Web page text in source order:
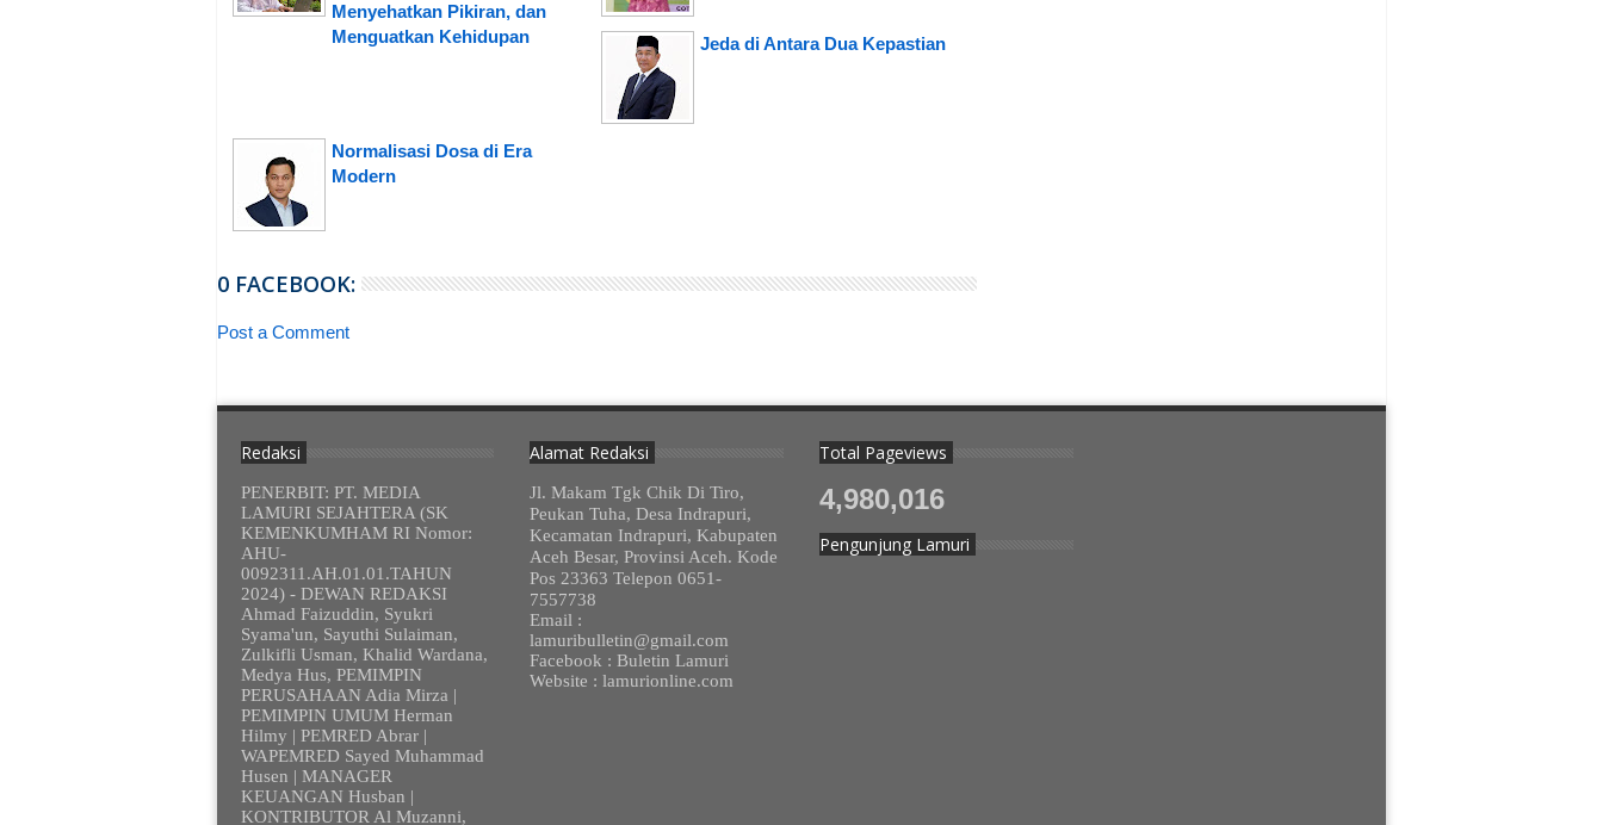
Menyehatkan Pikiran, dan
Menguatkan Kehidupan
Jeda di Antara Dua Kepastian
Normalisasi Dosa di Era
Modern
0 FACEBOOK:
Post a Comment
Redaksi
PENERBIT: PT. MEDIA
LAMURI SEJAHTERA (SK
KEMENKUMHAM RI Nomor:
AHU-
0092311.AH.01.01.TAHUN
2024) - DEWAN REDAKSI
Ahmad Faizuddin, Syukri
Syama'un, Sayuthi Sulaiman,
Zulkifli Usman, Khalid Wardana,
Medya Hus, PEMIMPIN
PERUSAHAAN Adia Mirza |
PEMIMPIN UMUM Herman
Hilmy | PEMRED Abrar |
WAPEMRED Sayed Muhammad
Husen | MANAGER
KEUANGAN Husban |
KONTRIBUTOR Al Muzanni,
Alamat Redaksi
Jl. Makam Tgk Chik Di Tiro,
Peukan Tuha, Desa Indrapuri,
Kecamatan Indrapuri, Kabupaten
Aceh Besar, Provinsi Aceh. Kode
Pos 23363 Telepon 0651-
7557738
Email :
lamuribulletin@gmail.com
Facebook : Buletin Lamuri
Website : lamurionline.com
Total Pageviews
4,980,016
Pengunjung Lamuri